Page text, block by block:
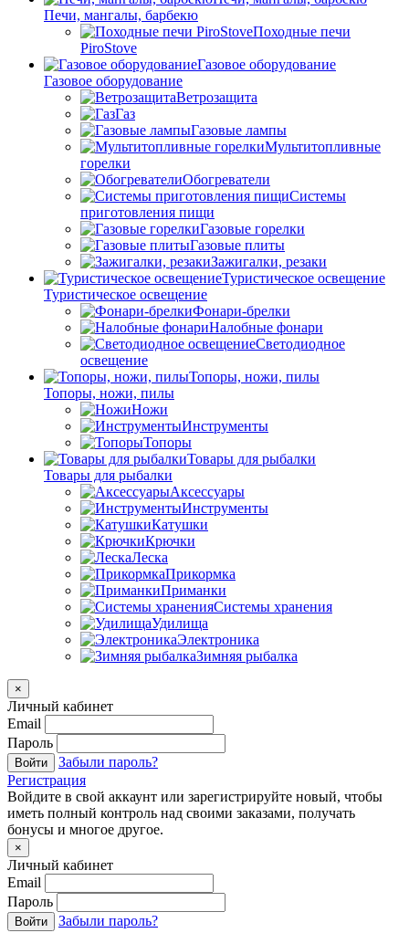
Печи, мангалы, барбекю
Походные печи
PiroStove
Газовое оборудование
Газовое оборудование
Ветрозащита
Газ
Газовые лампы
Мультитопливные
горелки
Обогреватели
Системы
приготовления пищи
Газовые горелки
Газовые плиты
Зажигалки, резаки
Туристическое освещение
Туристическое освещение
Фонари-брелки
Налобные фонари
Светодиодное
освещение
Топоры, ножи, пилы
Топоры, ножи, пилы
Ножи
Инструменты
Топоры
Товары для рыбалки
Товары для рыбалки
Аксессуары
Инструменты
Катушки
Крючки
Леска
Прикормка
Приманки
Системы хранения
Удилища
Электроника
Зимняя рыбалка
×
Личный кабинет
Email
Пароль
Войти
Забыли пароль?
Регистрация
Войдите в свой аккаунт или зарегистрируйте новый, чтобы
иметь полный контроль над своими заказами, получать
бонусы и многое другое.
×
Личный кабинет
Email
Пароль
Войти
Забыли пароль?